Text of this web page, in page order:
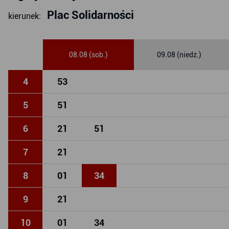
kierunek: Plac Solidarności
08.08 (sob.) 09.08 (niedz.)
4 53
5 51
6 21 51
7 21
8 01 34
9 21
10 01 34